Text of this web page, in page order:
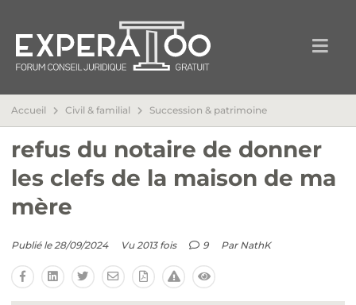
Accueil Civil & familial Succession & patrimoine
refus du notaire de donner
les clefs de la maison de ma
mère
Publié le 28/09/2024 Vu 2013 fois 9 Par NathK